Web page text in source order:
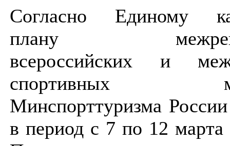
Согласно Единому
плану
всероссийских и
спортивных
Минспорттуризма
в период с 7 по 12 марта